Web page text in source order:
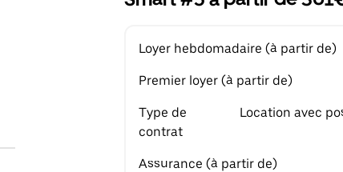
Loyer hebdomadaire (à partir de)
Premier loyer (à partir de)
Type de
contrat
Location avec
Assurance (à partir de)